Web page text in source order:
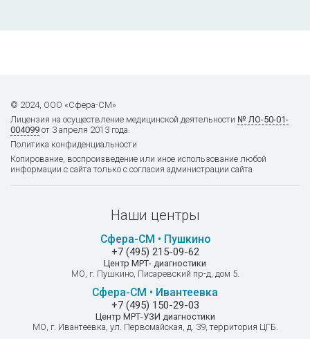
Микроальбумин моча суточная
430
Микроальбумин моча разовая
Амилаза моча суточная
A09.28.027
© 2024, ООО «Сфера-СМ»
Лицензия на осуществление медицинской деятельности № ЛО-50-01-
004099 от 3 апреля 2013 года.
Политика конфиденциальности
Копирование, воспроизведение или иное использование любой
информации с сайта только с согласия администрации сайта
Наши центры
Сфера-СМ • Пушкино
+7 (495) 215-09-62
Центр МРТ- диагностики
МО, г. Пушкино, Писаревский пр-д, дом 5.
Сфера-СМ • Ивантеевка
+7 (495) 150-29-03
Центр МРТ-УЗИ диагностики
МО, г. Ивантеевка, ул. Первомайская, д. 39, территория ЦГБ.